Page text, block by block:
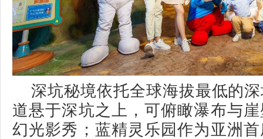
深坑秘境依托全球海拔最低的
道悬于深坑之上，可俯瞰瀑布与
幻光影秀；蓝精灵乐园作为亚洲